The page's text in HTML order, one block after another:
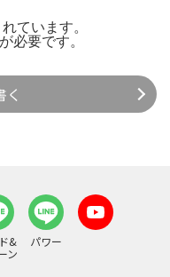
ています。
が必要です。
く
&
ン
パワー